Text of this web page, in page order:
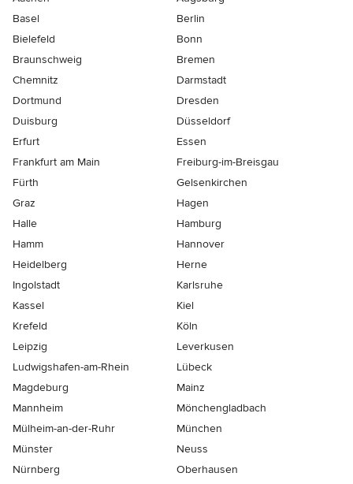
Basel
Berlin
Bielefeld
Bonn
Braunschweig
Bremen
Chemnitz
Darmstadt
Dortmund
Dresden
Duisburg
Düsseldorf
Erfurt
Essen
Frankfurt am Main
Freiburg-im-Breisgau
Fürth
Gelsenkirchen
Graz
Hagen
Halle
Hamburg
Hamm
Hannover
Heidelberg
Herne
Ingolstadt
Karlsruhe
Kassel
Kiel
Krefeld
Köln
Leipzig
Leverkusen
Ludwigshafen-am-Rhein
Lübeck
Magdeburg
Mainz
Mannheim
Mönchen­gladbach
Mülheim-an-der-Ruhr
München
Münster
Neuss
Nürnberg
Oberhausen